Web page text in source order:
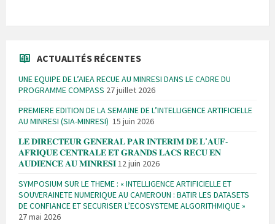
ACTUALITÉS RÉCENTES
UNE EQUIPE DE L’AIEA RECUE AU MINRESI DANS LE CADRE DU
PROGRAMME COMPASS 27 juillet 2026
PREMIERE EDITION DE LA SEMAINE DE L’INTELLIGENCE ARTIFICIELLE
AU MINRESI (SIA-MINRESI) 15 juin 2026
𝐋𝐄 𝐃𝐈𝐑𝐄𝐂𝐓𝐄𝐔𝐑 𝐆𝐄𝐍𝐄𝐑𝐀𝐋 𝐏𝐀𝐑 𝐈𝐍𝐓𝐄𝐑𝐈𝐌 𝐃𝐄 𝐋’𝐀𝐔𝐅-
𝐀𝐅𝐑𝐈𝐐𝐔𝐄 𝐂𝐄𝐍𝐓𝐑𝐀𝐋𝐄 𝐄𝐓 𝐆𝐑𝐀𝐍𝐃𝐒 𝐋𝐀𝐂𝐒 𝐑𝐄𝐂𝐔 𝐄𝐍
𝐀𝐔𝐃𝐈𝐄𝐍𝐂𝐄 𝐀𝐔 𝐌𝐈𝐍𝐑𝐄𝐒𝐈12 juin 2026
SYMPOSIUM SUR LE THEME : « INTELLIGENCE ARTIFICIELLE ET
SOUVERAINETE NUMERIQUE AU CAMEROUN : BATIR LES DATASETS
DE CONFIANCE ET SECURISER L’ECOSYSTEME ALGORITHMIQUE »
27 mai 2026